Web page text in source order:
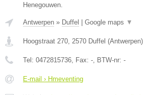
Henegouwen.
Antwerpen » Duffel Google maps ▼
Hoogstraat 270, 2570 Duffel (Antwerpen)
Tel: 0472815736, Fax: -, BTW-nr: -
E-mail › Hmeventing